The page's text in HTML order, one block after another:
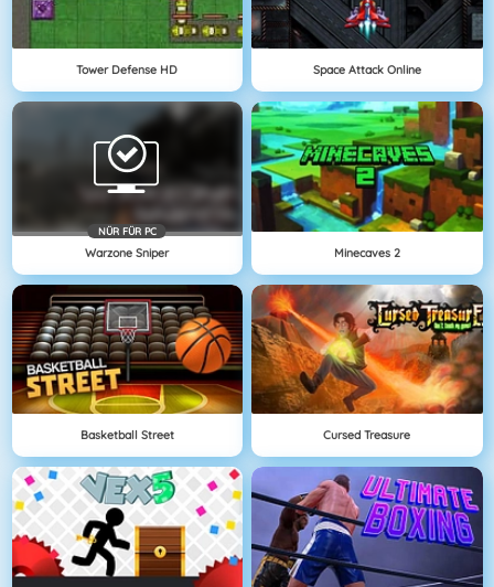
Tower Defense HD Space Attack Online
NÜR FÜR PC
Warzone Sniper Minecaves 2
Basketball Street Cursed Treasure